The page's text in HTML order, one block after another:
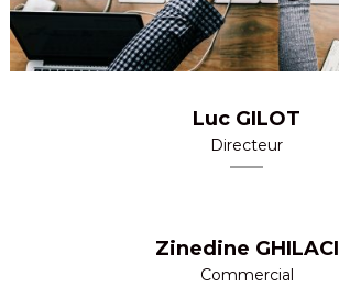
Luc GILOT
Directeur
Zinedine GHILACI
Commercial